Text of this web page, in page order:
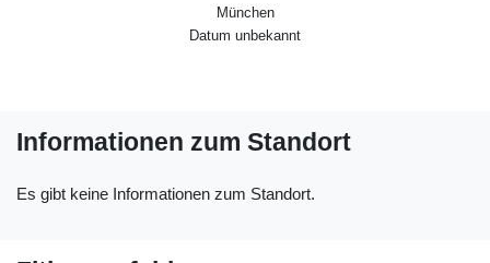
München
Datum unbekannt
Informationen zum Standort
Es gibt keine Informationen zum Standort.